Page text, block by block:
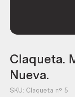
Claqueta.
Nueva.
SKU: Claqueta nº 5